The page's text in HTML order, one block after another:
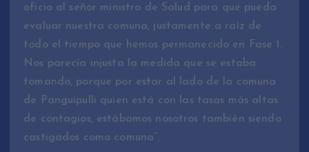
oficio al señor ministro de Salud para que pueda
evaluar nuestra comuna, justamente a raíz de
todo el tiempo que hemos permanecido en Fase 1.
Nos parecía injusta la medida que se estaba
tomando, porque por estar al lado de la comuna
de Panguipulli quien está con las tasas más altas
de contagios, estábamos nosotros también siendo
castigados como comuna”.